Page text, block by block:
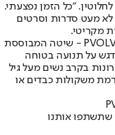
"כל הזמן נפצעתי.
מעט סדרות וסרטים
מקריטי.
שיטת האימון שאניסטון מתייחסת אליה היא PVOLVE - שיטה המבוססת
דגש על תנועה בטוחה
בקרב נשים מעל גיל
משקולות כבדים או
אותנו